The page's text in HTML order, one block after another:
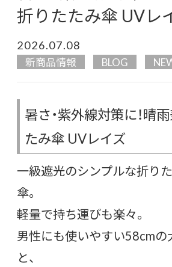
折りたたみ傘 UVレ
2026.07.08
新商品情報 BLOG
暑さ・紫外線対策に！晴
たみ傘 UVレイズ
一級遮光のシンプルな折り
傘。
軽量で持ち運びも楽々。
男性にも使いやすい58cmの
と、